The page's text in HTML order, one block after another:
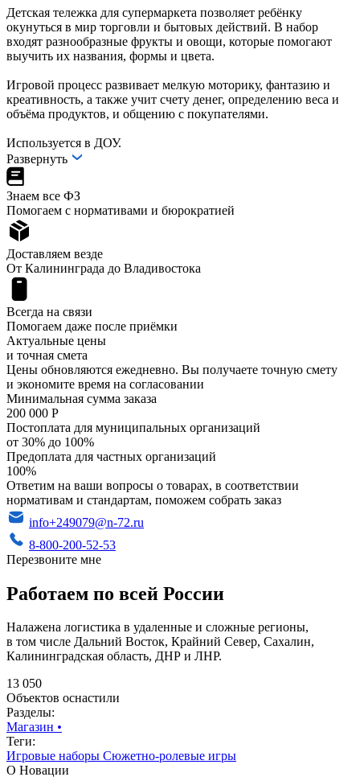
Детская тележка для супермаркета позволяет ребёнку
окунуться в мир торговли и бытовых действий. В набор
входят разнообразные фрукты и овощи, которые помогают
выучить их названия, формы и цвета.
Игровой процесс развивает мелкую моторику, фантазию и
креативность, а также учит счету денег, определению веса и
объёма продуктов, и общению с покупателями.
Используется в ДОУ.
Развернуть
Знаем все ФЗ
Помогаем с нормативами и бюрократией
Доставляем везде
От Калининграда до Владивостока
Всегда на связи
Помогаем даже после приёмки
Актуальные цены
и точная смета
Цены обновляются ежедневно. Вы получаете точную смету
и экономите время на согласовании
Минимальная сумма заказа
200 000 Р
Постоплата для муниципальных организаций
от 30% до 100%
Предоплата для частных организаций
100%
Ответим на ваши вопросы о товарах, в соответствии
нормативам и стандартам, поможем собрать заказ
info+249079@n-72.ru
8-800-200-52-53
Перезвоните мне
Работаем по всей России
Налажена логистика в удаленные и сложные регионы,
в том числе Дальний Восток, Крайний Север, Сахалин,
Калининградская область, ДНР и ЛНР.
13 050
Объектов оснастили
Разделы:
Магазин •
Теги:
Игровые наборы Сюжетно-ролевые игры
О Новации